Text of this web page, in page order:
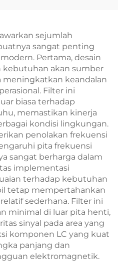
sejumlah
sangat penting
Pertama, desain
kebutuhan akan sumber
meningkatkan keandalan
Filter ini
biasa terhadap
memastikan kinerja
kondisi lingkungan.
penolakan frekuensi
pita frekuensi
sangat berharga dalam
implementasi
terhadap kebutuhan
tetap mempertahankan
sederhana. Filter ini
minimal di luar pita henti,
sinyal pada area yang
komponen LC yang kuat
panjang dan
elektromagnetik.